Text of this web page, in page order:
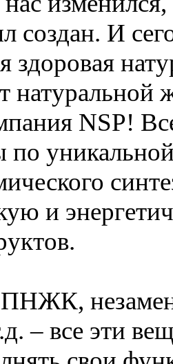
создан. И
здоровая
натуральной
NSP!
по
и
– все эти